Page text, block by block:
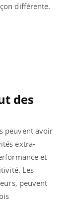
différente.
des
peuvent avoir
extra-
et
Les
peuvent